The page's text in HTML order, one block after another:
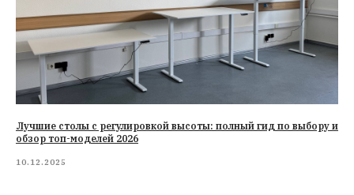
Лучшие столы с регулировкой высоты: полный гид по выбору и
обзор топ-моделей 2026
10.12.2025